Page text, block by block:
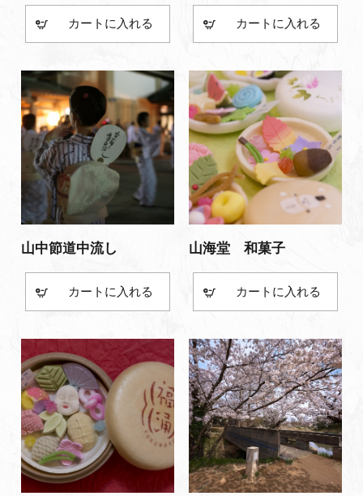
カート カート
山中節道中流し
カート
山海堂 和菓子
カート